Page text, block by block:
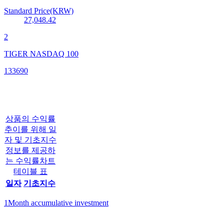
Standard Price(KRW)
27,048.42
2
TIGER NASDAQ 100
133690
상품의 수익률
추이를 위해 일
자 및 기초지수
정보를 제공하
는 수익률차트
테이블 표
일자 기초지수
1Month accumulative investment